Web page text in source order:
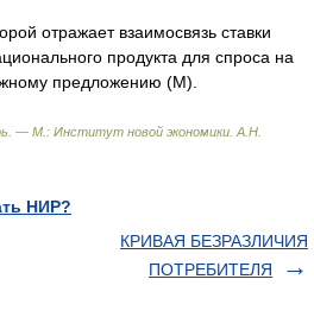
отражает взаимосвязь ставки
продукта для спроса на
предложению (M).
— М.: Институт новой экономики А.Н.
НИР?
КРИВАЯ БЕЗРАЗЛИЧИЯ
ПОТРЕБИТЕЛЯ